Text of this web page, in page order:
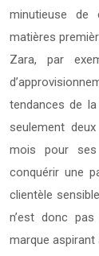
minutieuse de
matières
Zara, par
tendances de
seulement
mois pour
conquérir une
clientèle
n’est donc
marque aspirant